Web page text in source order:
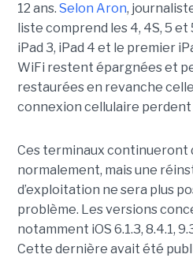
12 ans. Selon Aron,
liste comprend les 4, 4S, 5 et
iPad 3, iPad 4 et le premier
WiFi restent épargnées et
restaurées en revanche
connexion cellulaire
Ces terminaux continueront
normalement, mais une
d’exploitation ne sera plus
problème. Les versions
notamment iOS 6.1.3, 8.4.1,
Cette dernière avait été